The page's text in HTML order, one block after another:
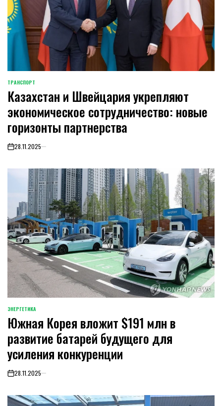
POSTED
IN
ТРАНСПОРТ
Казахстан и Швейцария укрепляют
экономическое сотрудничество: новые
горизонты партнерства
on28.11.2025
POSTED
IN
ЭНЕРГЕТИКА
Южная Корея вложит $191 млн в
развитие батарей будущего для
усиления конкуренции
on28.11.2025